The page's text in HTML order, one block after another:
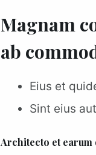
Magnam
ab
Eius et
Sint eius
Architecto et earum